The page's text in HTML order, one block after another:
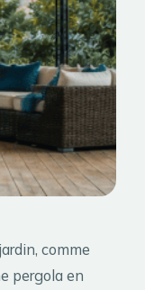
comme
pergola en